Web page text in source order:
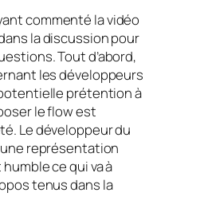
commenté la vidéo
la discussion pour
Tout d’abord,
les développeurs
prétention à
le flow est
Le développeur du
représentation
ce qui va à
tenus dans la